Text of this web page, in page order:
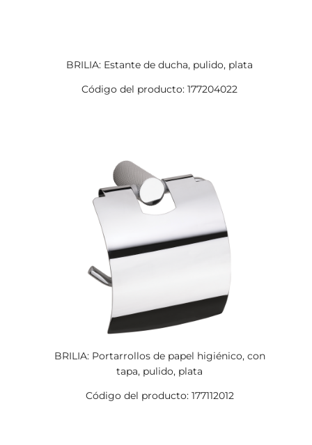
BRILIA: Estante de ducha, pulido, plata
Código del producto: 177204022
BRILIA: Portarrollos de papel higiénico, con
tapa, pulido, plata
Código del producto: 177112012